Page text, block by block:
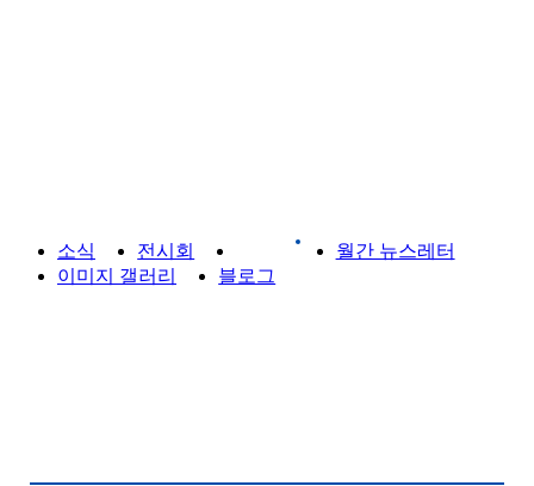
소식 전시회
월간 뉴스레터
이미지 갤러리
블로그